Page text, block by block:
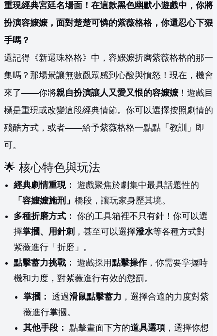
重現經典宮廷名場面！在這款黑色幽默小遊戲中，你將
扮演容嬤嬤，面對楚楚可憐的紫薇格格，你還忍心下狠
手嗎？
還記得《新還珠格格》中，容嬤嬤折磨紫薇格格的那一
集嗎？那場景讓無數觀眾感到心酸與憤怒！現在，機會
來了——你將親自扮演讓人又愛又恨的容嬤嬤！遊戲目
標是重現或改變這段經典情節。你可以選擇按照劇情的
殘酷方式，或者——給予紫薇格格一點點「教訓」即
可。
🌟 核心特色與玩法
經典劇情重現： 遊戲聚焦於劇集中最具話題性的
「容嬤嬤施刑」 橋段，讓玩家身歷其境。
多種折磨方式： 你的工具箱裡不只有針！你可以選
擇掌摑、用針刺 ，甚至可以選擇潑水等各種方式對
紫薇進行「折磨」。
點擊蓄力挑戰： 遊戲採用點擊操作，你需要掌握時
機和力度，對紫薇進行有效的懲罰。
掌摑： 透過滑鼠點擊蓄力 ，選擇合適的力度對紫
薇進行掌摑。
其他手段： 點擊畫面下方的道具選項 ，選擇你想